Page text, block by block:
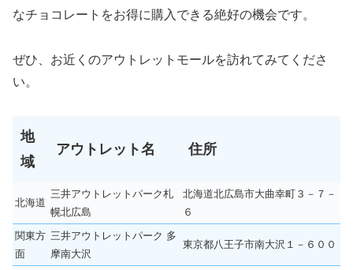
なチョコレートをお得に購入できる絶好の機会です。
ぜひ、お近くのアウトレットモールを訪れてみてくださ
い。
地
域
アウトレット名 住所
北海道
三井アウトレットパーク札
幌北広島
北海道北広島市大曲幸町３－７－
６
関東方
面
三井アウトレットパーク 多
摩南大沢
東京都八王子市南大沢１－６００